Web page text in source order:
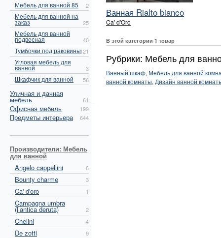
Мебель для ванной 85 2
Мебель для ванной на
заказ 25
Мебель для ванной
подвесная 40
Тумбочки под раковины121
Угловая мебель для
ванной 3
Шкафчик для ванной 56
Уличная и дачная
мебель 61
Офисная мебель 199
Предметы интерьера 644
Производители: Мебель
для ванной
Angelo cappellini
6
Bounty charme 3
Ca' d'oro 1
Campagna umbra
(l’antica deruta) 2
Chelini 4
De zotti 9
Ванная Rialto bianco
Ca' d'Oro
В этой категории 1 товар
Рубрики: Мебель для
Ванный шкаф, Мебель для ванной
ванной комнаты, Дизайн ванной